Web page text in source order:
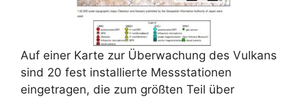
Auf einer Karte zur Überwachung des Vulkans
sind 20 fest installierte Messstationen
eingetragen, die zum größten Teil über